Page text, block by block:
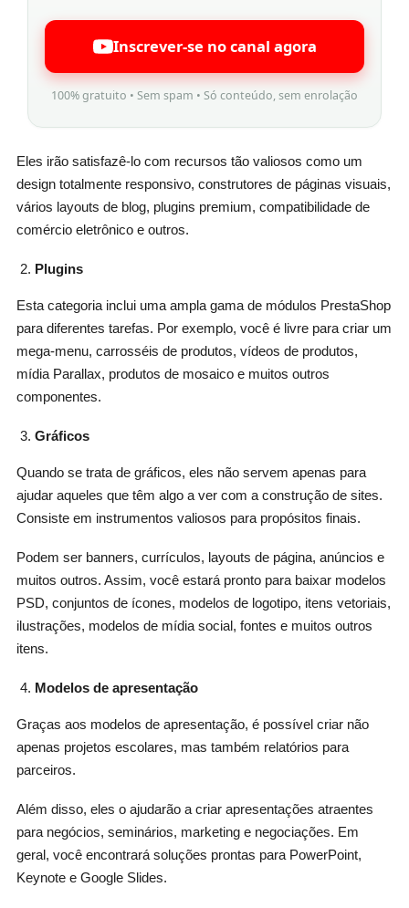
Inscrever-se no canal agora
100% gratuito • Sem spam • Só conteúdo, sem enrolação
Eles irão satisfazê-lo com recursos tão valiosos como um
design totalmente responsivo, construtores de páginas visuais,
vários layouts de blog, plugins premium, compatibilidade de
comércio eletrônico e outros.
Plugins
Esta categoria inclui uma ampla gama de módulos PrestaShop
para diferentes tarefas. Por exemplo, você é livre para criar um
mega-menu, carrosséis de produtos, vídeos de produtos,
mídia Parallax, produtos de mosaico e muitos outros
componentes.
Gráficos
Quando se trata de gráficos, eles não servem apenas para
ajudar aqueles que têm algo a ver com a construção de sites.
Consiste em instrumentos valiosos para propósitos finais.
Podem ser banners, currículos, layouts de página, anúncios e
muitos outros. Assim, você estará pronto para baixar modelos
PSD, conjuntos de ícones, modelos de logotipo, itens vetoriais,
ilustrações, modelos de mídia social, fontes e muitos outros
itens.
Modelos de apresentação
Graças aos modelos de apresentação, é possível criar não
apenas projetos escolares, mas também relatórios para
parceiros.
Além disso, eles o ajudarão a criar apresentações atraentes
para negócios, seminários, marketing e negociações. Em
geral, você encontrará soluções prontas para PowerPoint,
Keynote e Google Slides.